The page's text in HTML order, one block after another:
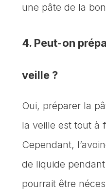
une pâte de la
4. Peut-on
veille ?
Oui, préparer la
la veille est tout à
Cependant,
de liquide
pourrait être